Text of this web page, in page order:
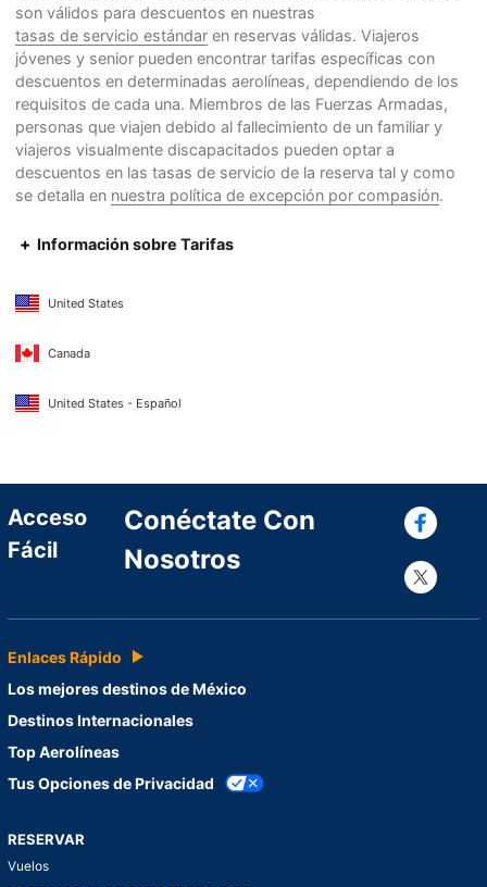
son válidos para descuentos en nuestras
tasas de servicio estándar en reservas válidas. Viajeros
jóvenes y senior pueden encontrar tarifas específicas con
descuentos en determinadas aerolíneas, dependiendo de los
requisitos de cada una. Miembros de las Fuerzas Armadas,
personas que viajen debido al fallecimiento de un familiar y
viajeros visualmente discapacitados pueden optar a
descuentos en las tasas de servicio de la reserva tal y como
se detalla en nuestra política de excepción por compasión.
Información sobre Tarifas
United States
Canada
United States - Español
Acceso
Fácil
Conéctate Con
Nosotros
Enlaces Rápido
Los mejores destinos de México
Destinos Internacionales
Top Aerolíneas
Tus Opciones de Privacidad
RESERVAR
Vuelos